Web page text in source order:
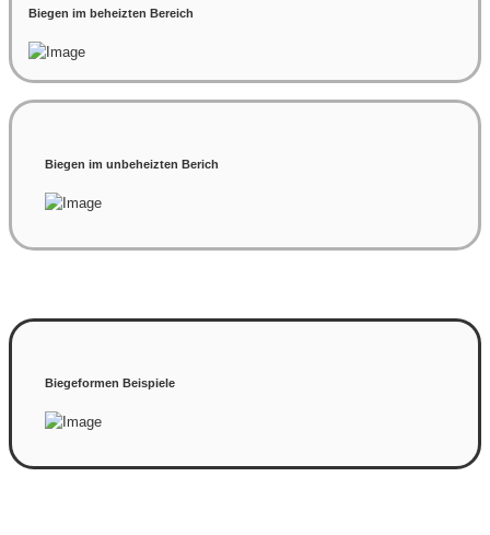
Biegen im beheizten Bereich
Biegen im unbeheizten Berich
Biegeformen Beispiele